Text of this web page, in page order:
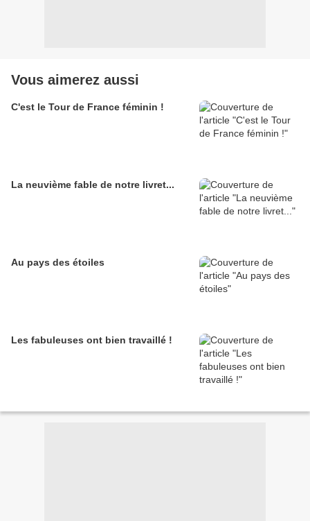
Vous aimerez aussi
C'est le Tour de France féminin !
La neuvième fable de notre livret...
Au pays des étoiles
Les fabuleuses ont bien travaillé !